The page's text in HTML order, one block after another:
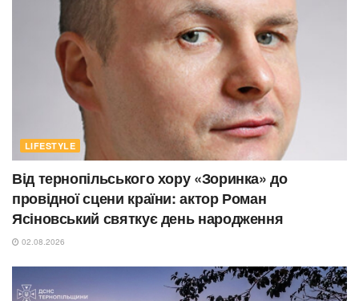
LIFESTYLE
Від тернопільського хору «Зоринка» до
провідної сцени країни: актор Роман
Ясіновський святкує день народження
02.08.2026